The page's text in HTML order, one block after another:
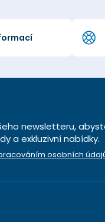
newsletteru,
a exkluzivní nabídky.
osobních